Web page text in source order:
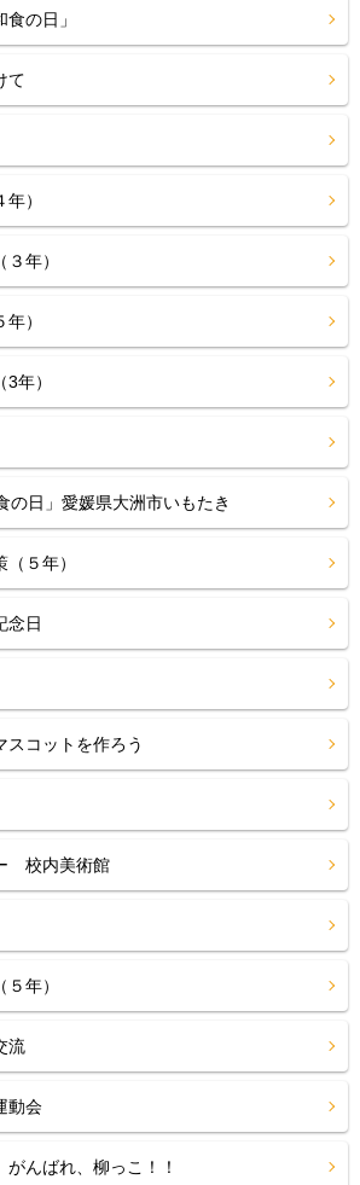
の日」
て
）
年）
）
年）
の日」愛媛県大洲市いもたき
５年）
念日
スコットを作ろう
校内美術館
年）
流
動会
んばれ、柳っこ！！